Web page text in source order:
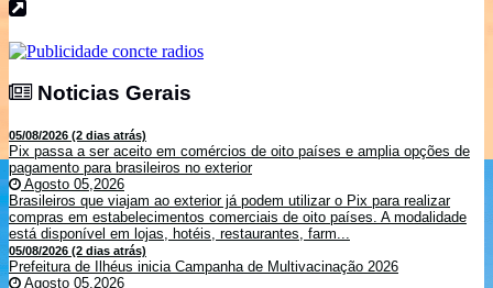
Noticias Gerais
05/08/2026 (2 dias atrás)
Pix passa a ser aceito em comércios de oito países e amplia opções de
pagamento para brasileiros no exterior
Agosto 05,2026
Brasileiros que viajam ao exterior já podem utilizar o Pix para realizar
compras em estabelecimentos comerciais de oito países. A modalidade
está disponível em lojas, hotéis, restaurantes, farm...
05/08/2026 (2 dias atrás)
Prefeitura de Ilhéus inicia Campanha de Multivacinação 2026
Agosto 05,2026